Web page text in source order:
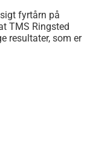
fyrtårn på
TMS Ringsted
resultater, som er